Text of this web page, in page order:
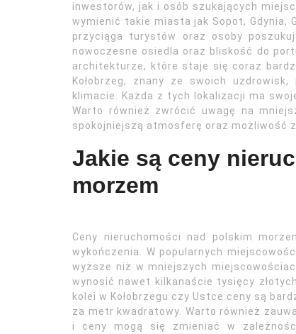
inwestorów, jak i osób szukających
wymienić takie miasta jak Sopot, Gdynia,
przyciąga turystów oraz osoby
nowoczesne osiedla oraz bliskość do
architekturze, które staje się coraz
Kołobrzeg, znany ze swoich
klimacie. Każda z tych lokalizacji ma
Warto również zwrócić uwagę na
spokojniejszą atmosferę oraz możliwość
Jakie są ceny
morzem
Ceny nieruchomości nad polskim
wykończenia. W popularnych
wyższe niż w mniejszych
wynosić nawet kilkanaście tysięcy
kolei w Kołobrzegu czy Ustce ceny są
za metr kwadratowy. Warto również
i ceny mogą się zmieniać w